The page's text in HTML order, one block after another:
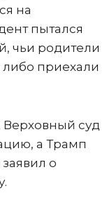
на
пытался
чьи родители
либо приехали
Верховный суд
а Трамп
о